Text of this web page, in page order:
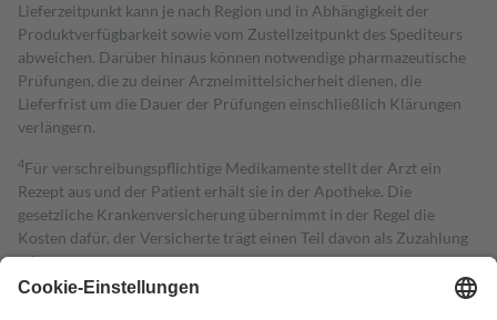
Lieferzeitpunkt kann je nach Region und in Abhängigkeit der
Produktverfügbarkeit sowie vom Zustellzeitpunkt des Spediteurs
abweichen. Darüber hinaus können notwendige pharmazeutische
Prüfungen, die zu deiner Arzneimittelsicherheit dienen, die
Lieferfrist um die Dauer der Prüfungen einschließlich Klärungen
verlängern.
4Für verschreibungspflichtige Medikamente stellt der Arzt ein
Rezept aus und der Patient erhält sie in der Apotheke. Die
gesetzliche Krankenversicherung übernimmt in der Regel die
Kosten dafür, der Versicherte trägt einen Teil davon als Zuzahlung
mit.
Grundsätzlich leisten Mitglieder Zuzahlungen in Höhe von zehn